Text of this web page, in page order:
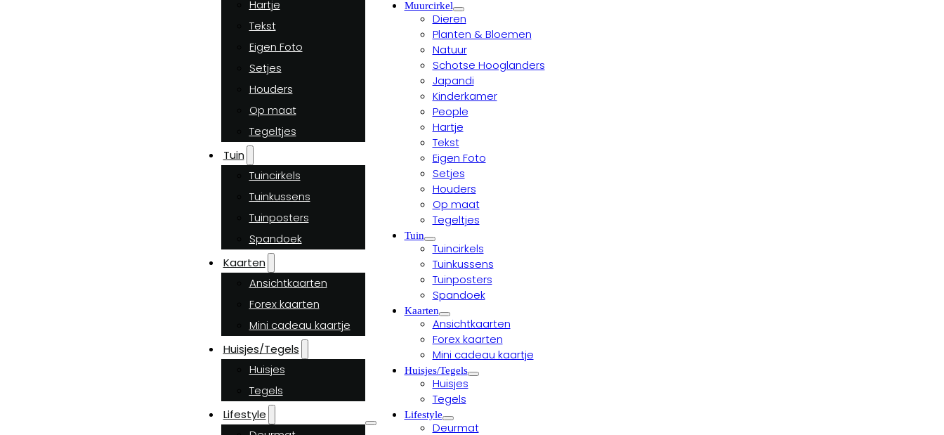
Hartje
Tekst
Eigen Foto
Setjes
Houders
Op maat
Tegeltjes
Tuin
Tuincirkels
Tuinkussens
Tuinposters
Spandoek
Kaarten
Ansichtkaarten
Forex kaarten
Mini cadeau kaartje
Huisjes/Tegels
Huisjes
Tegels
Lifestyle
Muurcirkel
Dieren
Planten & Bloemen
Natuur
Schotse Hooglanders
Japandi
Kinderkamer
People
Hartje
Tekst
Eigen Foto
Setjes
Houders
Op maat
Tegeltjes
Tuin
Tuincirkels
Tuinkussens
Tuinposters
Spandoek
Kaarten
Ansichtkaarten
Forex kaarten
Mini cadeau kaartje
Huisjes/Tegels
Huisjes
Tegels
Lifestyle
Deurmat